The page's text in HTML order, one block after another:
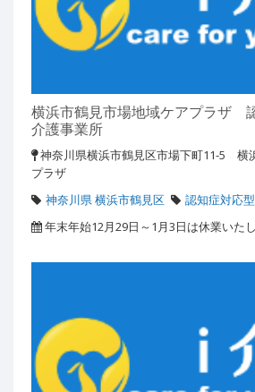
横浜市鶴見市場地域ケアプラザ
介護事業所
神奈川県横浜市鶴見区市場下町11-5 横
プラザ
神奈川県 横浜市鶴見区
認知症対応
年末年始12月29日～1月3日は休業いたし